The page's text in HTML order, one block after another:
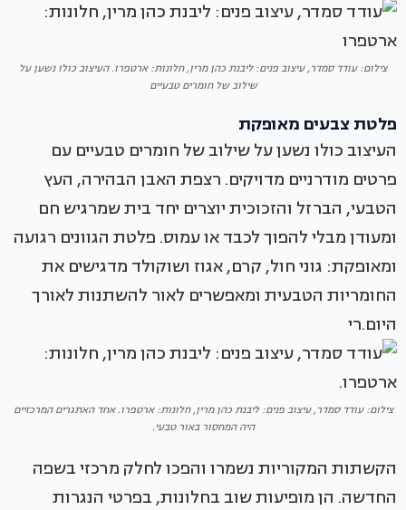
צילום: עודד סמדר, עיצוב פנים: ליבנת כהן מרין, חלונות: ארטפרו. העיצוב כולו נשען על
שילוב של חומרים טבעיים
פלטת צבעים מאופקת
העיצוב כולו נשען על שילוב של חומרים טבעיים עם
פרטים מודרניים מדויקים. רצפת האבן הבהירה, העץ
הטבעי, הברזל והזכוכית יוצרים יחד בית שמרגיש חם
ומעודן מבלי להפוך לכבד או עמוס. פלטת הגוונים רגועה
ומאופקת: גוני חול, קרם, אגוז ושוקולד מדגישים את
החומריות הטבעית ומאפשרים לאור להשתנות לאורך
היום.רי
צילום: עודד סמדר, עיצוב פנים: ליבנת כהן מרין, חלונות: ארטפרו. אחד האתגרים המרכזיים
היה המחסור באור טבעי.
הקשתות המקוריות נשמרו והפכו לחלק מרכזי בשפה
החדשה. הן מופיעות שוב בחלונות, בפרטי הנגרות